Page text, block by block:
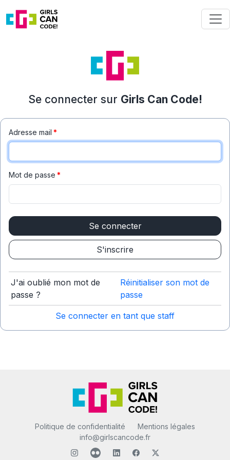
Se connecter sur Girls Can Code!
Adresse mail *
Mot de passe *
S'inscrire
J'ai oublié mon mot de
passe ?
Réinitialiser son mot de
passe
Se connecter en tant que staff
Politique de confidentialité
Mentions légales
info@girlscancode.fr